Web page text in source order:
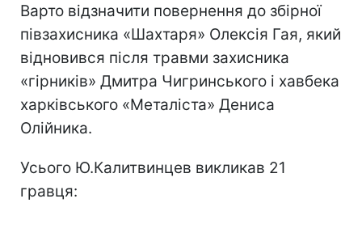
Варто відзначити повернення до збірної
півзахисника «Шахтаря» Олексія Гая, який
відновився після травми захисника
«гірників» Дмитра Чигринського і хавбека
харківського «Металіста» Дениса
Олійника.
Усього Ю.Калитвинцев викликав 21
гравця: